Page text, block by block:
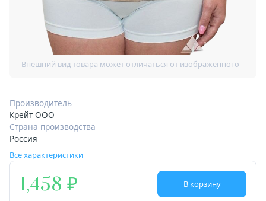
Производитель
Крейт ООО
Страна производства
Россия
Все характеристики
1,458 В корзину